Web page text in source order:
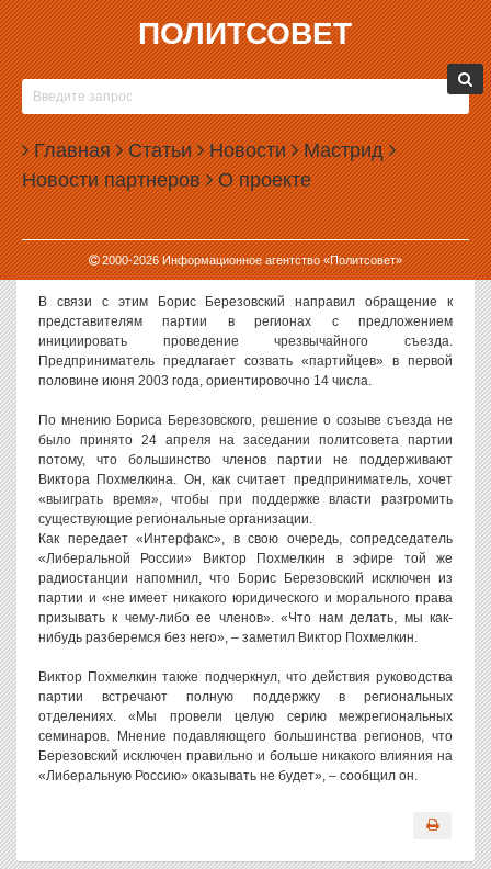
ПОЛИТСОВЕТ
Главная Статьи Новости Мастрид
Новости партнеров О проекте
2000-2026Информационное агентство «Политсовет»
29.04.2003, 07:51
БЕРЕЗОВСКИЙ И ПОХМЕЛКИН ДЕЛЯТ ВЛАСТЬ
Вчера, исключенный из партии «Либеральная Россия» олигарх
Борис Березовский, в интервью радиостанции «Эхо Москвы»
высказался за проведение чрезвычайного съезда этой
организации – в связи с убийством ее сопредседателя Сергея
Юшенкова. По уставу партии такой съезд могут инициировать
региональные отделения партии, если больше трети из них
принимают такое решение.
В связи с этим Борис Березовский направил обращение к
представителям партии в регионах с предложением
инициировать проведение чрезвычайного съезда.
Предприниматель предлагает созвать «партийцев» в первой
половине июня 2003 года, ориентировочно 14 числа.
По мнению Бориса Березовского, решение о созыве съезда не
было принято 24 апреля на заседании политсовета партии
потому, что большинство членов партии не поддерживают
Виктора Похмелкина. Он, как считает предприниматель, хочет
«выиграть время», чтобы при поддержке власти разгромить
существующие региональные организации.
Как передает «Интерфакс», в свою очередь, сопредседатель
«Либеральной России» Виктор Похмелкин в эфире той же
радиостанции напомнил, что Борис Березовский исключен из
партии и «не имеет никакого юридического и морального права
призывать к чему-либо ее членов». «Что нам делать, мы как-
нибудь разберемся без него», – заметил Виктор Похмелкин.
Виктор Похмелкин также подчеркнул, что действия руководства
партии встречают полную поддержку в региональных
отделениях. «Мы провели целую серию межрегиональных
семинаров. Мнение подавляющего большинства регионов, что
Березовский исключен правильно и больше никакого влияния на
«Либеральную Россию» оказывать не будет», – сообщил он.